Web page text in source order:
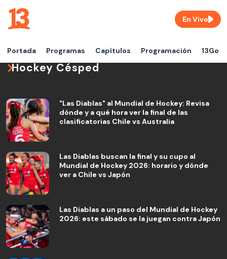
Portada Programas Capítulos Programación 13Go
En Vivo
Hockey Césped
"Las Diablas" al Mundial de Hockey: Revisa
dónde y a qué hora ver la final de las
clasificatorias Chile vs Australia
Las Diablas buscan la final y su cupo al
Mundial de Hockey 2026: horario y dónde
ver a Chile vs Japón
Las Diablas a un paso del Mundial de Hockey
2026: este sábado se la juegan contra Japón